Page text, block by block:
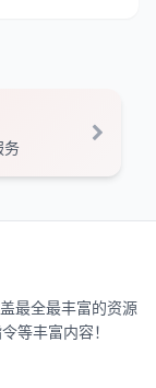
务
最全最丰富的资源
等丰富内容！